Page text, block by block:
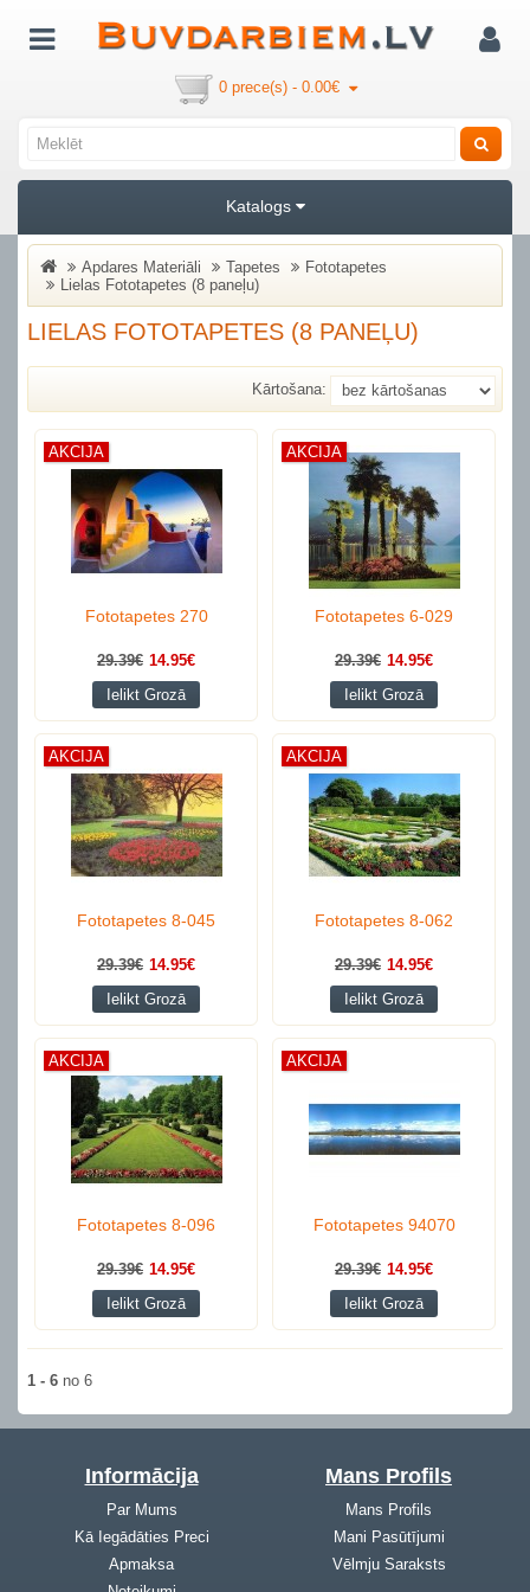
0 prece(s) - 0.00€
Katalogs
Apdares Materiāli Tapetes
Fototapetes
Lielas Fototapetes (8 paneļu)
LIELAS FOTOTAPETES (8 PANEĻU)
Kārtošana:
AKCIJA
Fototapetes 270
29.39€ 14.95€
Ielikt Grozā
AKCIJA
Fototapetes 6-029
29.39€ 14.95€
Ielikt Grozā
AKCIJA
Fototapetes 8-045
29.39€ 14.95€
Ielikt Grozā
AKCIJA
Fototapetes 8-062
29.39€ 14.95€
Ielikt Grozā
AKCIJA
Fototapetes 8-096
29.39€ 14.95€
Ielikt Grozā
AKCIJA
Fototapetes 94070
29.39€ 14.95€
Ielikt Grozā
1 - 6 no 6
Informācija
Par Mums
Kā Iegādāties Preci
Apmaksa
Mans Profils
Mans Profils
Mani Pasūtījumi
Vēlmju Saraksts